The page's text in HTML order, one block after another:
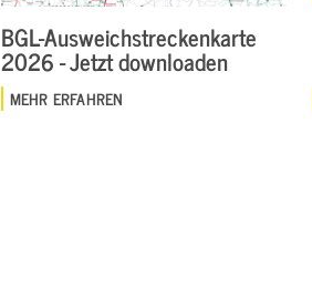
BGL-Ausweichstreckenkarte
2026 - Jetzt downloaden
MEHR ERFAHREN